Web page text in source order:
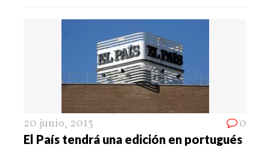
20 junio, 2013 0
El País tendrá una edición en portugués